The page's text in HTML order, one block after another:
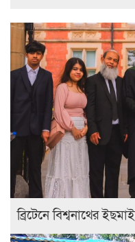
ব্রিটেনে বিশ্বনাথের